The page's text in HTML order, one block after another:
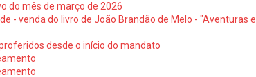
do mês de março de 2026
- venda do livro de João Brandão de Melo - "Aventuras e
desde o início do mandato